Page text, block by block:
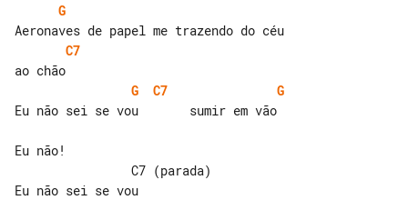
G
C7
G
C7
G
Eu não sei se vou       sumir em vão
Eu não!
Eu não sei se vou